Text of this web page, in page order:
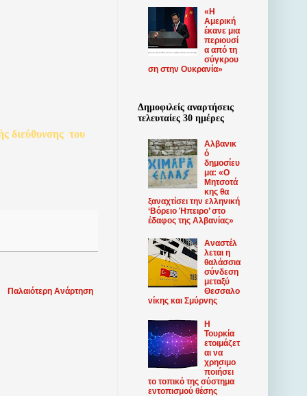
διεύθυνσης του
Παλαιότερη Ανάρτηση
«Η
Αμερική
έκανε μια
περιουσί
α από τη
σύγκρου
ση στην Ουκρανία»
Δημοφιλείς αναρτήσεις
τελευταίες 30 ημέρες
Αλβανικ
ό
δημοσίευ
μα: «Ο
Μητσοτά
κης θα
ξαναχτίσει την ελληνική
‘Βόρειο Ήπειρο’ στο
έδαφος της Αλβανίας»
Αναστέλ
λεται η
θαλάσσια
σύνδεση
μεταξύ
Θεσσαλο
νίκης και Σμύρνης
Η
Τουρκία
ετοιμάζετ
αι να
χρησιμο
ποιήσει
το τοπικό της σύστημα
εντοπισμού θέσης